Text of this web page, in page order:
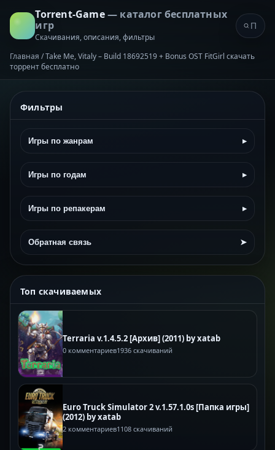
Torrent-Game— каталог бесплатных
игр
Скачивания, описания, фильтры
Главная /Take Me, Vitaly – Build 18692519 + Bonus OST FitGirl скачать
торрент бесплатно
Фильтры
Игры по жанрам ▸
Игры по годам ▸
Игры по репакерам ▸
Обратная связь ➤
Топ скачиваемых
Terraria v.1.4.5.2 [Архив] (2011) by xatab
0 комментариев1936 скачиваний
Euro Truck Simulator 2 v.1.57.1.0s [Папка игры]
(2012) by xatab
2 комментариев1108 скачиваний